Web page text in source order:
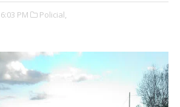
6:03 PM Policial,